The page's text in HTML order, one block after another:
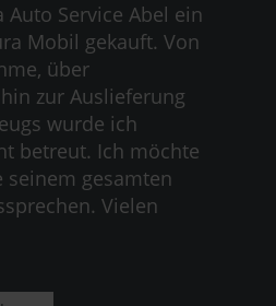
Service Abel ein
Mobil gekauft. Von
über
zur Auslieferung
wurde ich
betreut. Ich möchte
gesamten
Vielen